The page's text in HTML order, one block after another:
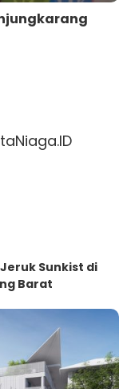
Sunkist di
Barat